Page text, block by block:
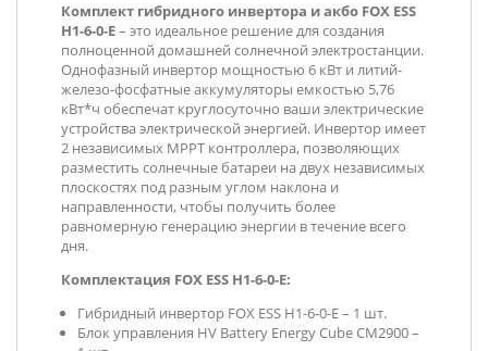
Комплект гибридного инвертора и акбо FOX ESS
H1-6-0-E– это идеальное решение для создания
полноценной домашней солнечной электростанции.
Однофазный инвертор мощностью 6 кВт и литий-
железо-фосфатные аккумуляторы емкостью 5,76
кВт*ч обеспечат круглосуточно ваши электрические
устройства электрической энергией. Инвертор имеет
2 независимых МРРТ контроллера, позволяющих
разместить солнечные батареи на двух независимых
плоскостях под разным углом наклона и
направленности, чтобы получить более
равномерную генерацию энергии в течение всего
дня.
Комплектация FOX ESS H1-6-0-E:
Гибридный инвертор FOX ESS H1-6-0-E – 1 шт.
Блок управления HV Battery Energy Cube CM2900 –